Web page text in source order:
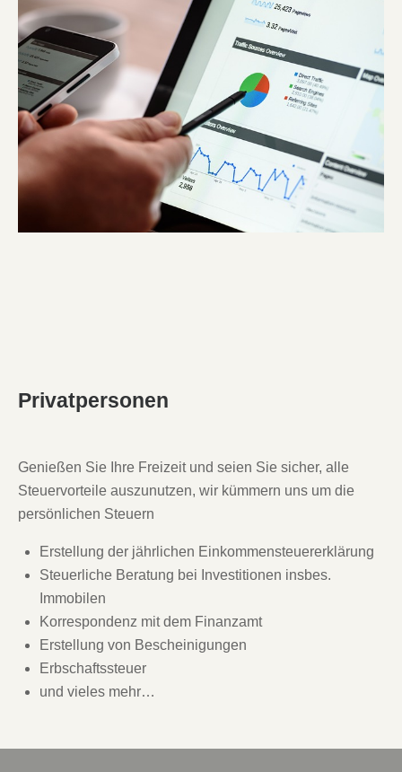
Privatpersonen
Genießen Sie Ihre Freizeit und seien Sie sicher, alle
Steuervorteile auszunutzen, wir kümmern uns um die
persönlichen Steuern
Erstellung der jährlichen Einkommensteuererklärung
Steuerliche Beratung bei Investitionen insbes.
Immobilen
Korrespondenz mit dem Finanzamt
Erstellung von Bescheinigungen
Erbschaftssteuer
und vieles mehr…